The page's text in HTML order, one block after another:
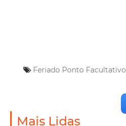
Feriado Ponto Facultativo
Mais Lidas